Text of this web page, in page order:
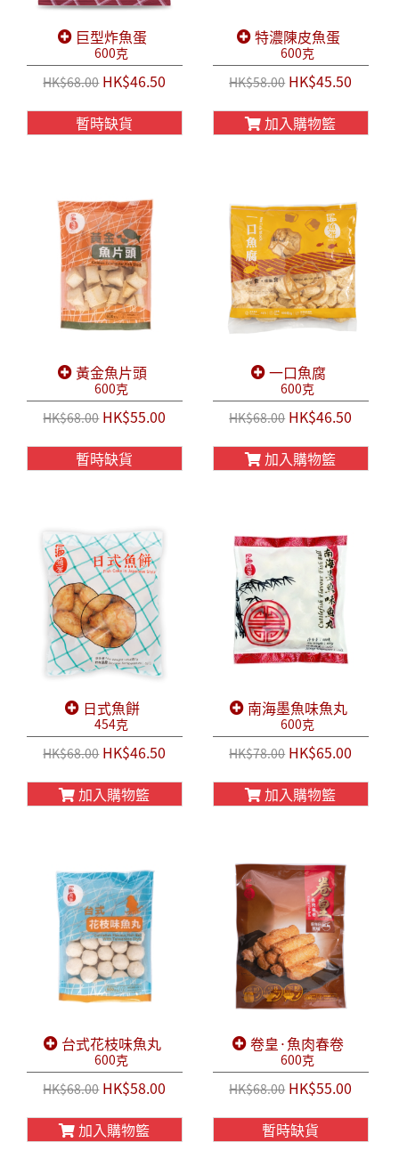
巨型炸魚蛋
600克
HK$68.00HK$46.50
暫時缺貨
特濃陳皮魚蛋
600克
HK$58.00HK$45.50
加入購物籃
黃金魚片頭
600克
HK$68.00HK$55.00
暫時缺貨
一口魚腐
600克
HK$68.00HK$46.50
加入購物籃
日式魚餅
454克
HK$68.00HK$46.50
加入購物籃
南海墨魚味魚丸
600克
HK$78.00HK$65.00
加入購物籃
台式花枝味魚丸
600克
HK$68.00HK$58.00
加入購物籃
卷皇·魚肉春卷
600克
HK$68.00HK$55.00
暫時缺貨